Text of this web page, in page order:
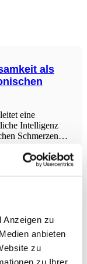
Anzeigen zu
anbieten
zu
zu Ihrer
als
eine
Intelligenz
Schmerzen
von den
und
nach
aufgrund von